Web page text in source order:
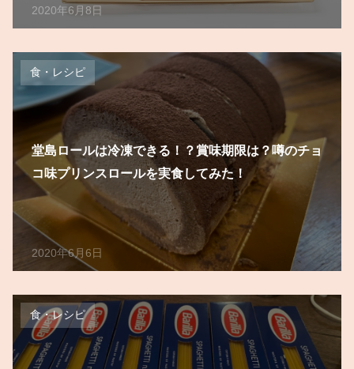
2020年6月8日
食・レシピ
2020年6月6日
堂島ロールは冷凍できる！？賞味期限は？噂のチョ
コ味プリンスロールを実食してみた！
食・レシピ